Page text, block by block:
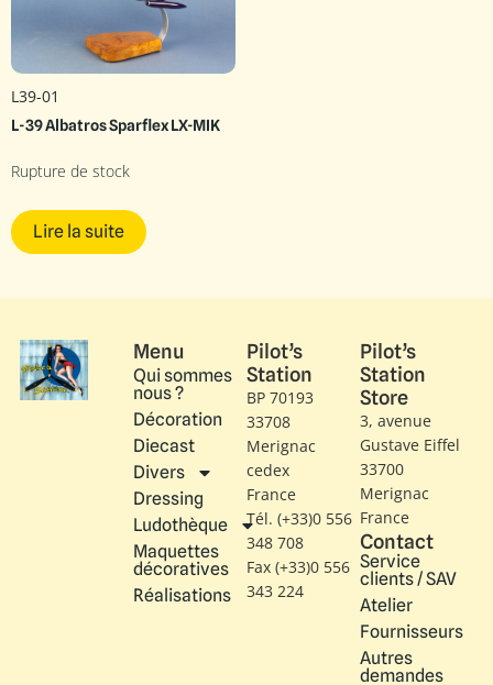
L39-01
L-39 Albatros Sparflex LX-MIK
Rupture de stock
Lire la suite
Menu
Qui sommes
nous ?
Décoration
Diecast
Divers
Dressing
Ludothèque
Maquettes
décoratives
Réalisations
Pilot’s
Station
BP 70193
33708
Merignac
cedex
France
Tél. (+33)0 556
348 708
Fax (+33)0 556
343 224
Pilot’s
Station
Store
3, avenue
Gustave Eiffel​
33700
Merignac
France
Contact
Service
clients / SAV
Atelier
Fournisseurs
Autres
demandes